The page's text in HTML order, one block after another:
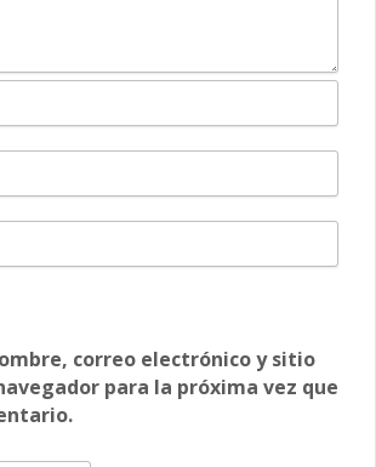
correo electrónico y sitio
para la próxima vez que